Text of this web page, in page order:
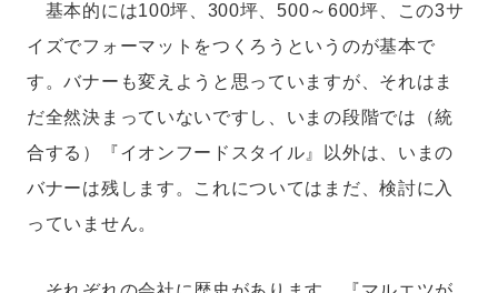
基本的には100坪、300坪、500～600坪、この3サ
イズでフォーマットをつくろうというのが基本で
す。バナーも変えようと思っていますが、それはま
だ全然決まっていないですし、いまの段階では（統
合する）『イオンフードスタイル』以外は、いまの
バナーは残します。これについてはまだ、検討に入
っていません。